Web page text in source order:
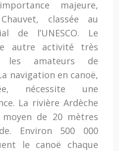
majeure,
classée au
de l’UNESCO. Le
autre activité très
les amateurs de
navigation en canoë,
nécessite une
La rivière Ardèche
de 20 mètres
Environ 500 000
le canoë chaque